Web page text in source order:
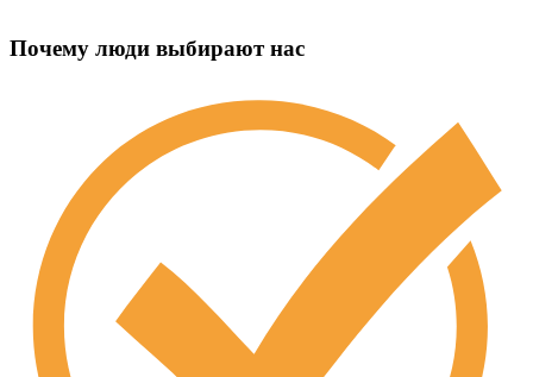
Почему люди выбирают нас